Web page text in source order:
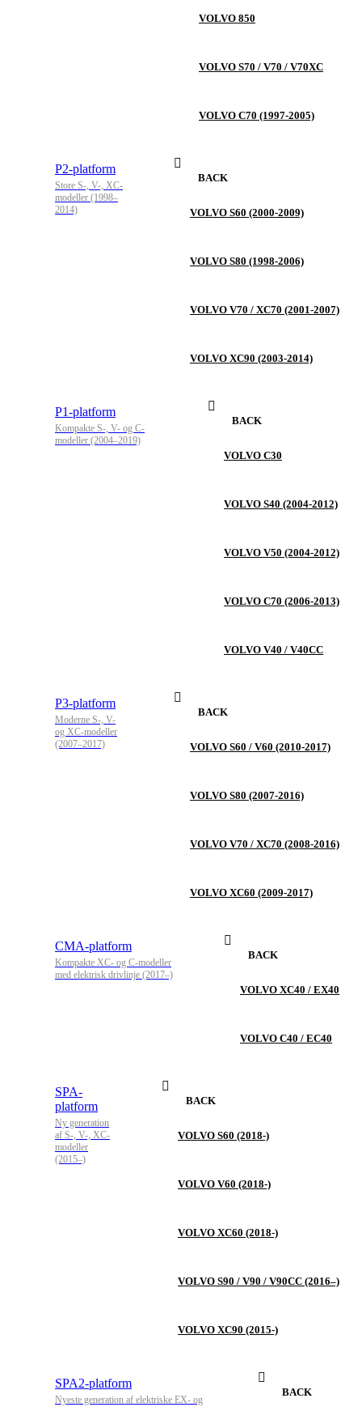
VOLVO 850
VOLVO S70 / V70 / V70XC
VOLVO C70 (1997-2005)
P2-platform
Store S-, V-, XC-
modeller (1998–
2014)
BACK
VOLVO S60 (2000-2009)
VOLVO S80 (1998-2006)
VOLVO V70 / XC70 (2001-2007)
VOLVO XC90 (2003-2014)
P1-platform
Kompakte S-, V- og C-
modeller (2004–2019)
BACK
VOLVO C30
VOLVO S40 (2004-2012)
VOLVO V50 (2004-2012)
VOLVO C70 (2006-2013)
VOLVO V40 / V40CC
P3-platform
Moderne S-, V-
og XC-modeller
(2007–2017)
BACK
VOLVO S60 / V60 (2010-2017)
VOLVO S80 (2007-2016)
VOLVO V70 / XC70 (2008-2016)
VOLVO XC60 (2009-2017)
CMA-platform
Kompakte XC- og C-modeller
med elektrisk drivlinje (2017–)
BACK
VOLVO XC40 / EX40
VOLVO C40 / EC40
SPA-
platform
Ny generation
af S-, V-, XC-
modeller
(2015–)
BACK
VOLVO S60 (2018-)
VOLVO V60 (2018-)
VOLVO XC60 (2018-)
VOLVO S90 / V90 / V90CC (2016–)
VOLVO XC90 (2015-)
SPA2-platform
Nyeste generation af elektriske EX- og
BACK